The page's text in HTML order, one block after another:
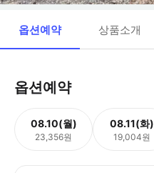
옵션예약 상품소개
옵션예약
08.10(월)
23,356원
08.11(화)
19,004원